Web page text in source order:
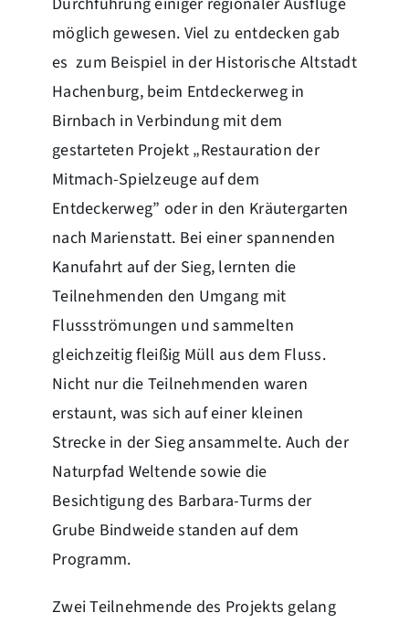
möglich gewesen. Viel zu entdecken gab
es zum Beispiel in der Historische Altstadt
Hachenburg, beim Entdeckerweg in
Birnbach in Verbindung mit dem
gestarteten Projekt „Restauration der
Mitmach-Spielzeuge auf dem
Entdeckerweg” oder in den Kräutergarten
nach Marienstatt. Bei einer spannenden
Kanufahrt auf der Sieg, lernten die
Teilnehmenden den Umgang mit
Flussströmungen und sammelten
gleichzeitig fleißig Müll aus dem Fluss.
Nicht nur die Teilnehmenden waren
erstaunt, was sich auf einer kleinen
Strecke in der Sieg ansammelte. Auch der
Naturpfad Weltende sowie die
Besichtigung des Barbara-Turms der
Grube Bindweide standen auf dem
Programm.
Zwei Teilnehmende des Projekts gelang